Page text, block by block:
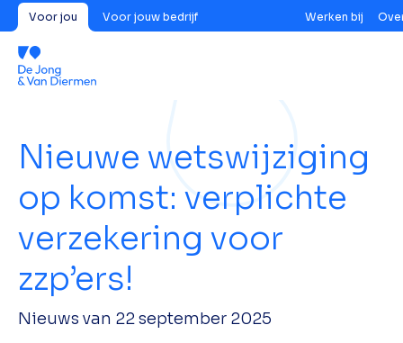
Voor jou Voor jouw bedrijf Werken bij
Nieuwe wetswijziging
op komst: verplichte
verzekering voor
zzp’ers!
Nieuws van 22 september 2025